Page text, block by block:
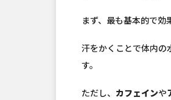
まず、最も基本的で効
汗をかくことで体内の
す。
ただし、 カフェインや